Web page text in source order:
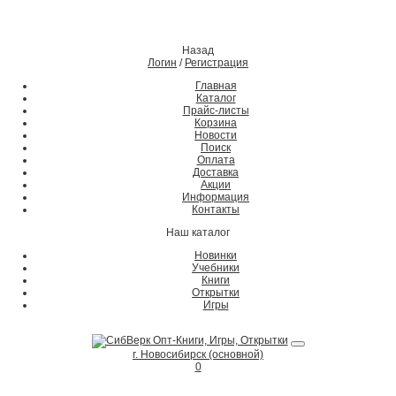
Назад
Логин / Регистрация
Главная
Каталог
Прайс-листы
Корзина
Новости
Поиск
Оплата
Доставка
Акции
Информация
Контакты
Наш каталог
Новинки
Учебники
Книги
Открытки
Игры
г. Новосибирск (основной)
0